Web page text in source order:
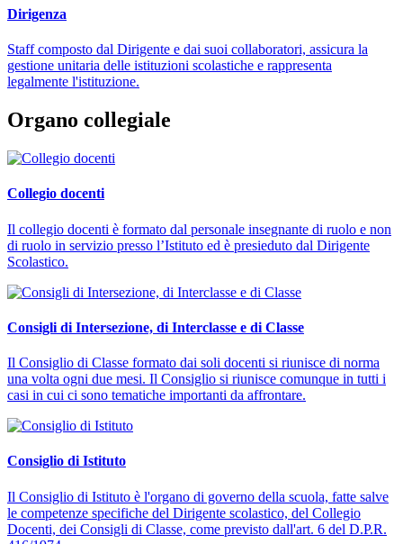
Dirigenza
Staff composto dal Dirigente e dai suoi collaboratori, assicura la
gestione unitaria delle istituzioni scolastiche e rappresenta
legalmente l'istituzione.
Organo collegiale
Collegio docenti
Il collegio docenti è formato dal personale insegnante di ruolo e non
di ruolo in servizio presso l’Istituto ed è presieduto dal Dirigente
Scolastico.
Consigli di Intersezione, di Interclasse e di Classe
Il Consiglio di Classe formato dai soli docenti si riunisce di norma
una volta ogni due mesi. Il Consiglio si riunisce comunque in tutti i
casi in cui ci sono tematiche importanti da affrontare.
Consiglio di Istituto
Il Consiglio di Istituto è l'organo di governo della scuola, fatte salve
le competenze specifiche del Dirigente scolastico, del Collegio
Docenti, dei Consigli di Classe, come previsto dall'art. 6 del D.P.R.